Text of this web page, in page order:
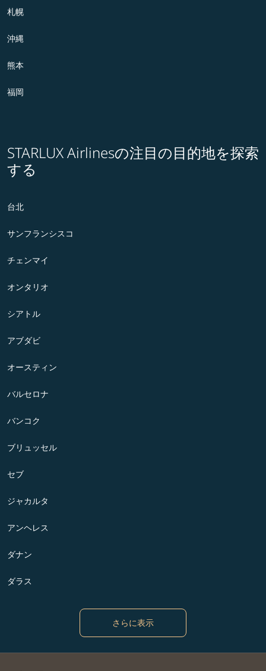
札幌
沖縄
熊本
福岡
STARLUX Airlinesの注目の目的地を探索
する
台北
サンフランシスコ
チェンマイ
オンタリオ
シアトル
アブダビ
オースティン
バルセロナ
バンコク
ブリュッセル
セブ
ジャカルタ
アンヘレス
ダナン
ダラス
さらに表示